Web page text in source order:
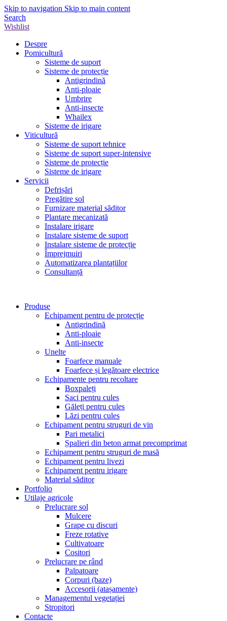
Skip to navigation Skip to main content
Search
Wishlist
Despre
Pomicultură
Sisteme de suport
Sisteme de protecție
Antigrindină
Anti-ploaie
Umbrire
Anti-insecte
Whailex
Sisteme de irigare
Viticultură
Sisteme de suport tehnice
Sisteme de suport super-intensive
Sisteme de protecție
Sisteme de irigare
Servicii
Defrișări
Pregătire sol
Furnizare material săditor
Plantare mecanizată
Instalare irigare
Instalare sisteme de suport
Instalare sisteme de protecție
Împrejmuiri
Automatizarea plantațiilor
Consultanță
Produse
Echipament pentru de protecție
Antigrindină
Anti-ploaie
Anti-insecte
Unelte
Foarfece manuale
Foarfece și legătoare electrice
Echipamente pentru recoltare
Boxpaleți
Saci pentru cules
Găleți pentru cules
Lăzi pentru cules
Echipament pentru struguri de vin
Pari metalici
Șpalieri din beton armat precomprimat
Echipament pentru struguri de masă
Echipament pentru livezi
Echipament pentru irigare
Material săditor
Portfolio
Utilaje agricole
Prelucrare sol
Mulcere
Grape cu discuri
Freze rotative
Cultivatoare
Cositori
Prelucrare pe rând
Palpatoare
Corpuri (baze)
Accesorii (atașamente)
Managementul vegetației
Stropitori
Contacte